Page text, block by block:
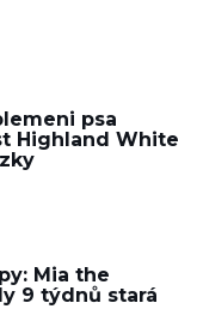
psa
Highland White
Mia the
9 týdnů stará